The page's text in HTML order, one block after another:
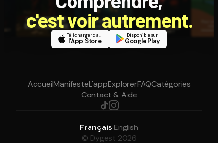
c'est voir autrement.
Télécharger dans
l'App Store
Disponible sur
Google Play
AccueilManifesteL'appExplorerFAQCatégories
Contact & Aide
Français·English
© Dygest 2026